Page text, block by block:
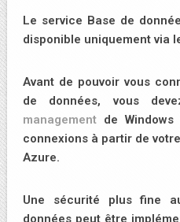
Le service Base de
disponible uniquement via
Avant de pouvoir vous
de données, vous
management de
connexions à partir de
Azure.
Une sécurité plus fine
données peut être